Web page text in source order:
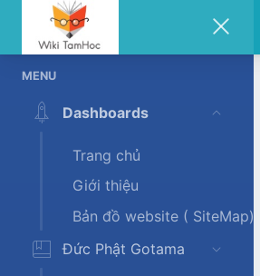
MENU
Dashboards
Trang chủ
Giới thiệu
Bản đồ website ( SiteMap)
Đức Phật Gotama